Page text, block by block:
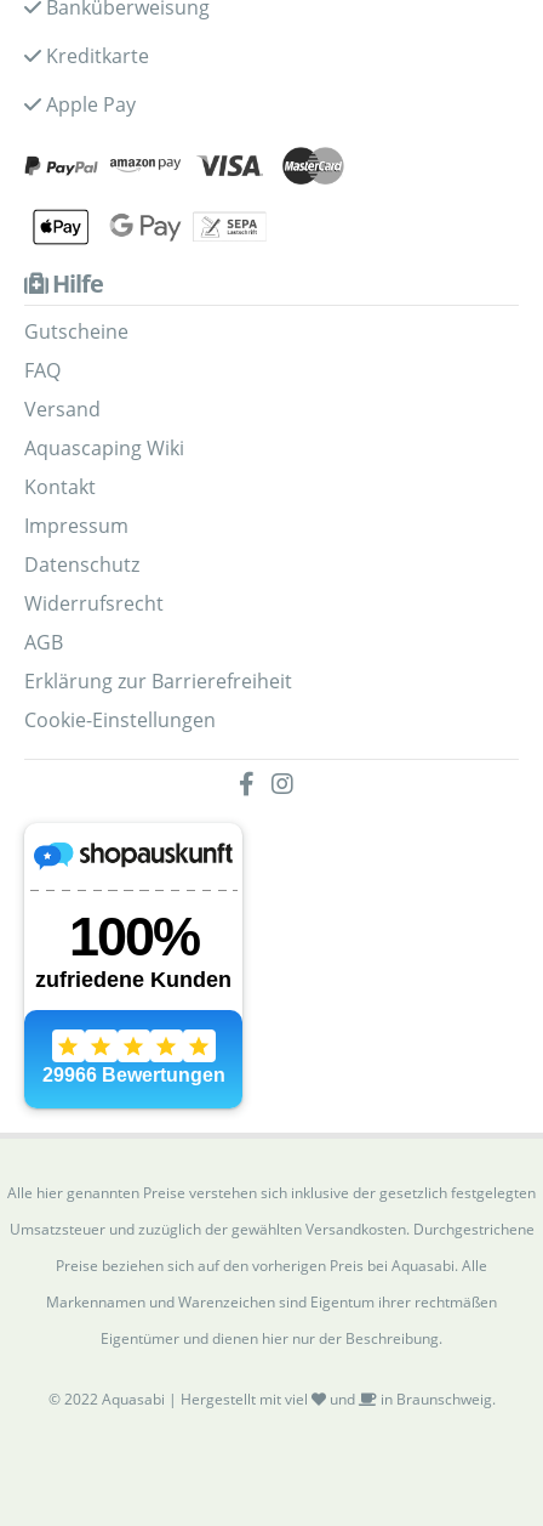
Banküberweisung
Kreditkarte
Apple Pay
Hilfe
Gutscheine
FAQ
Versand
Aquascaping Wiki
Kontakt
Impressum
Datenschutz
Widerrufsrecht
AGB
Erklärung zur Barrierefreiheit
Cookie-Einstellungen
Alle hier genannten Preise verstehen sich inklusive der gesetzlich festgelegten
Umsatzsteuer und zuzüglich der gewählten Versandkosten. Durchgestrichene
Preise beziehen sich auf den vorherigen Preis bei Aquasabi. Alle
Markennamen und Warenzeichen sind Eigentum ihrer rechtmäßen
Eigentümer und dienen hier nur der Beschreibung.
© 2022 Aquasabi | Hergestellt mit viel und in Braunschweig.